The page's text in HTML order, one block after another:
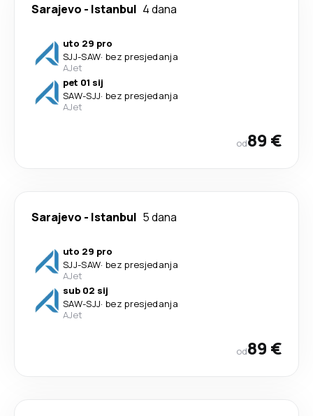
Sarajevo - Istanbul 4 dana
uto 29 pro
SJJ-SAW· bez presjedanja
AJet
pet 01 sij
SAW-SJJ· bez presjedanja
AJet
od89 €
Sarajevo - Istanbul 5 dana
uto 29 pro
SJJ-SAW· bez presjedanja
AJet
sub 02 sij
SAW-SJJ· bez presjedanja
AJet
od89 €